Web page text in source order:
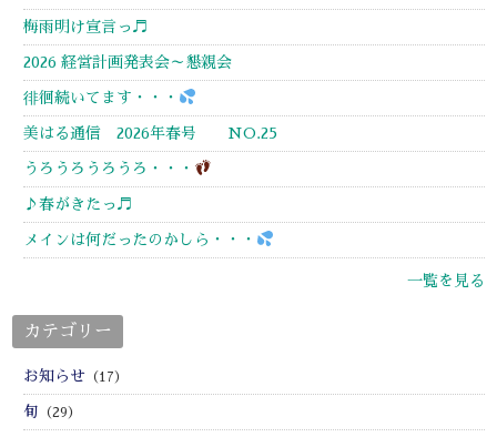
梅雨明け宣言っ♬
2026 経営計画発表会～懇親会
徘徊続いてます・・・
美はる通信 2026年春号 NO.25
うろうろうろうろ・・・
♪春がきたっ♬
メインは何だったのかしら・・・
一覧を見る
カテゴリー
お知らせ （17）
旬 （29）